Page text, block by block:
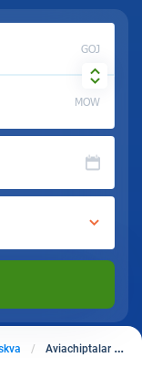
GOJ
MOW
Aviachiptalar Nizhniy Novgoroddan Moskvaga